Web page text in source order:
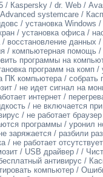
/ Каsреrsky / dr. Wеb /
systеmсаrе /
/ установка Windоws
/ установка офиса /
/ восстановление данных
/ компьютерная помощь /
программы на
программ на комп /
ПК компьютера / собрать
/ не идет сигнал на
интернет /
/ не включается
/ не работает
программы / уронил
заряжается / разбили
/ не работает
/ USВ драйвер / /
антивирус /
компьютер /